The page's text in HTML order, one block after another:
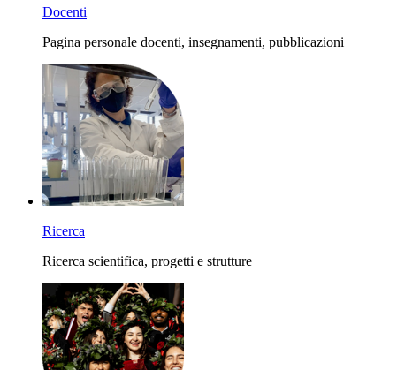
Docenti
Pagina personale docenti, insegnamenti, pubblicazioni
Ricerca
Ricerca scientifica, progetti e strutture